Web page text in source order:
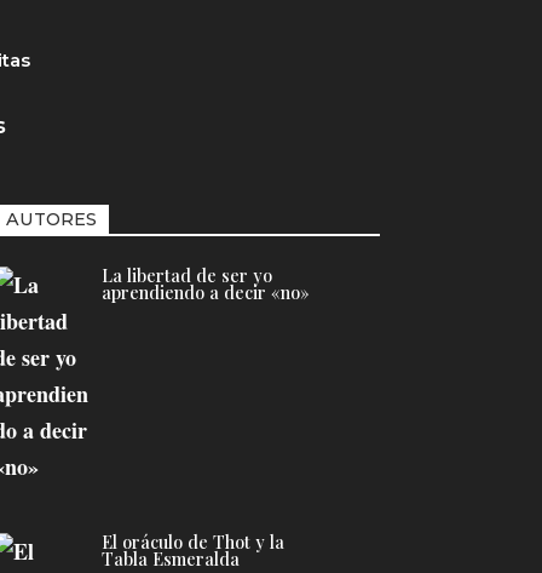
AUTORES
La libertad de ser yo
aprendiendo a decir «no»
El oráculo de Thot y la
Tabla Esmeralda